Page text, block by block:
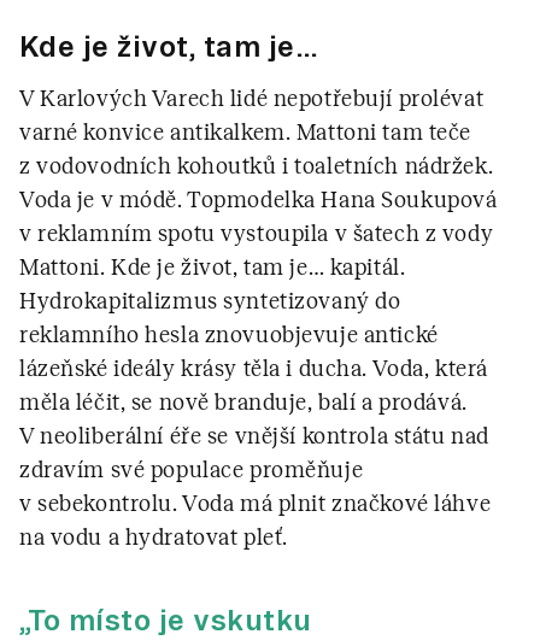
Kde je život, tam je…
V Karlových Varech lidé nepotřebují prolévat
varné konvice antikalkem. Mattoni tam teče
z vodovodních kohoutků i toaletních nádržek.
Voda je v módě. Topmodelka Hana Soukupová
v reklamním spotu vystoupila v šatech z vody
Mattoni. Kde je život, tam je… kapitál.
Hydrokapitalizmus syntetizovaný do
reklamního hesla znovuobjevuje antické
lázeňské ideály krásy těla i ducha. Voda, která
měla léčit, se nově branduje, balí a prodává.
V neoliberální éře se vnější kontrola státu nad
zdravím své populace proměňuje
v sebekontrolu. Voda má plnit značkové láhve
na vodu a hydratovat pleť.
„To místo je vskutku